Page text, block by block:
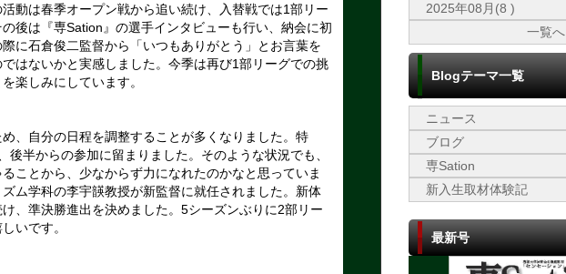
動は春季オープン戦から追い続け、入替戦では1部リー
後は『専Sation』の選手インタビューも行い、納会に初
に石倉俊二監督から「いつもありがとう」とお言葉を
はないかと実感しました。今季は再び1部リーグでの挑
楽しみにしています。
、自分の日程を調整することが多くなりました。特
半からの参加に留まりました。そのような状況でも、
ことから、少なからず力になれたのかなと思っていま
ム学科の李宇韺教授が新監督に就任されました。新体
、準決勝進出を決めました。5シーズンぶりに2部リー
いです。
2025年08月(8 )
一覧へ
Blogテーマ一覧
ニュース
ブログ
専Sation
新入生取材体験記
最新号